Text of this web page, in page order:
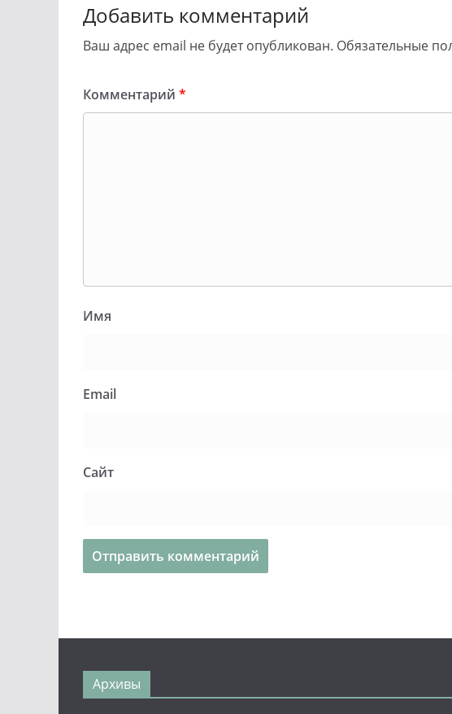
Добавить комментарий
Ваш адрес email не будет опубликован. Обязательные
Комментарий *
Имя
Email
Сайт
Архивы